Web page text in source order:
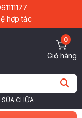
hợp tác
SỬA CHỮA
0
Giỏ hàng